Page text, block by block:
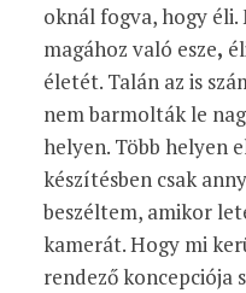
oknál fogva, hogy
magához való esze,
életét. Talán az is
nem barmolták le
helyen. Több helyen
készítésben csak
beszéltem, amikor
kamerát. Hogy mi
rendező koncepciója